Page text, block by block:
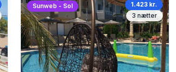
Sunweb - Sol
1.423 kr.
3 nætter